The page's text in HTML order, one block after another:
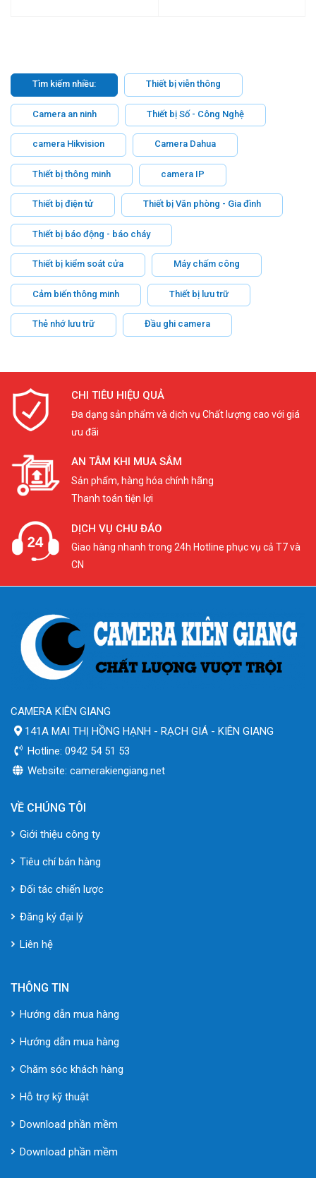
Tìm kiếm nhiều: Thiết bị viễn thông
Camera an ninh Thiết bị Số - Công Nghệ
camera Hikvision Camera Dahua
Thiết bị thông minh camera IP
Thiết bị điện tử Thiết bị Văn phòng - Gia đình
Thiết bị báo động - báo cháy
Thiết bị kiểm soát cửa Máy chấm công
Cảm biến thông minh Thiết bị lưu trữ
Thẻ nhớ lưu trữ Đầu ghi camera
CHI TIÊU HIỆU QUẢ
Đa dạng sản phẩm và dịch vụ Chất lượng cao với giá
ưu đãi
AN TÂM KHI MUA SẮM
Sản phẩm, hàng hóa chính hãng
Thanh toán tiện lợi
DỊCH VỤ CHU ĐÁO
Giao hàng nhanh trong 24h Hotline phục vụ cả T7 và
CN
CAMERA KIÊN GIANG
141A MAI THỊ HỒNG HẠNH - RẠCH GIÁ - KIÊN GIANG
Hotline: 0942 54 51 53
Website: camerakiengiang.net
VỀ CHÚNG TÔI
Giới thiệu công ty
Tiêu chí bán hàng
Đối tác chiến lược
Đăng ký đại lý
Liên hệ
THÔNG TIN
Hướng dẫn mua hàng
Hướng dẫn mua hàng
Chăm sóc khách hàng
Hỗ trợ kỹ thuật
Download phần mềm
Download phần mềm